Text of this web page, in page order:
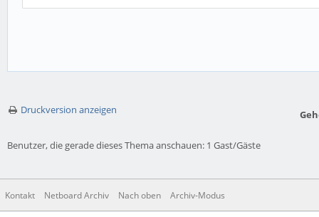
Druckversion anzeigen
Benutzer, die gerade dieses Thema anschauen: 1 Gast/Gäste
Kontakt Netboard Archiv Nach oben Archiv-Modus